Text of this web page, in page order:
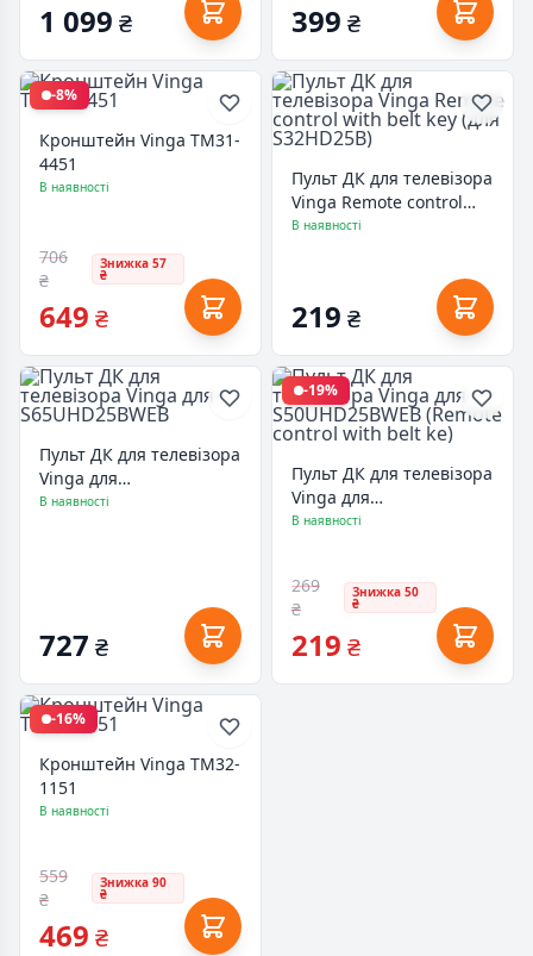
1 099 ₴ 399 ₴
-8%
Кронштейн Vinga TM31-
4451
В наявності
706
₴
Знижка 57
₴
649 ₴
Пульт ДК для телевізора
Vinga Remote control
with belt key (для
В наявності
219 ₴
Пульт ДК для телевізора
Vinga для
S65UHD25BWEB
В наявності
727 ₴
-19%
Пульт ДК для телевізора
Vinga для
S50UHD25BWEB (Remote
В наявності
269
₴
Знижка 50
₴
219 ₴
-16%
Кронштейн Vinga TM32-
1151
В наявності
559
₴
Знижка 90
₴
469 ₴